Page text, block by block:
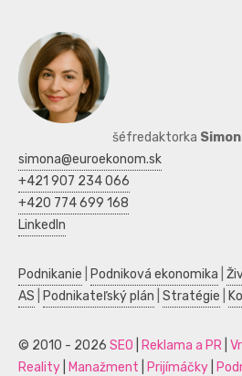
šéfredaktorka
simona@euroekonom.sk
+421 907 234 066
+420 774 699 168
LinkedIn
Podnikanie Podniková ekonomika
AS
Podnikateľský plán Stratégie
© 2010 - 2026 SEO Reklama a PR
Reality
Manažment Prijímáčky